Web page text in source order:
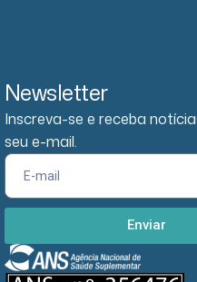
Newsletter
Inscreva-se e receba
seu e-mail.
Enviar